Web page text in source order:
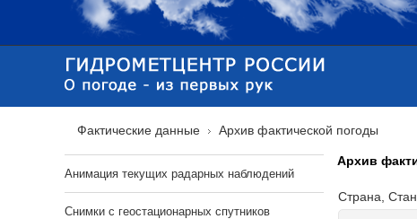
Фактические данные Архив фактической погоды
Архив
Страна,
Анимация текущих радарных наблюдений
Cнимки с геостационарных спутников